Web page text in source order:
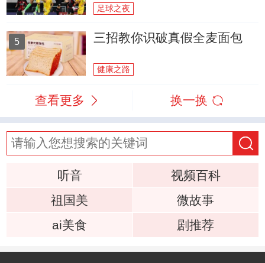
足球之夜
5 三招教你识破真假全麦面包
健康之路
查看更多 换一换
听音
视频百科
祖国美
微故事
ai美食
剧推荐